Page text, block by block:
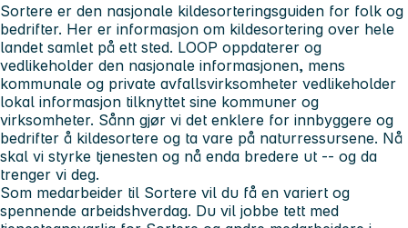
Sortere er den nasjonale kildesorteringsguiden for folk og
bedrifter. Her er informasjon om kildesortering over hele
landet samlet på ett sted. LOOP oppdaterer og
vedlikeholder den nasjonale informasjonen, mens
kommunale og private avfallsvirksomheter vedlikeholder
lokal informasjon tilknyttet sine kommuner og
virksomheter. Sånn gjør vi det enklere for innbyggere og
bedrifter å kildesortere og ta vare på naturressursene. Nå
skal vi styrke tjenesten og nå enda bredere ut -- og da
trenger vi deg.
Som medarbeider til Sortere vil du få en variert og
spennende arbeidshverdag. Du vil jobbe tett med